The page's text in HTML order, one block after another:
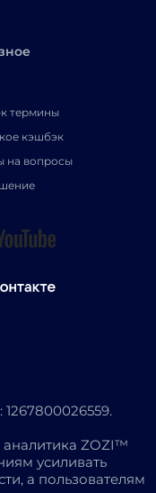
термины
кэшбэк
на вопросы
ZOZI™
усиливать
а пользователям